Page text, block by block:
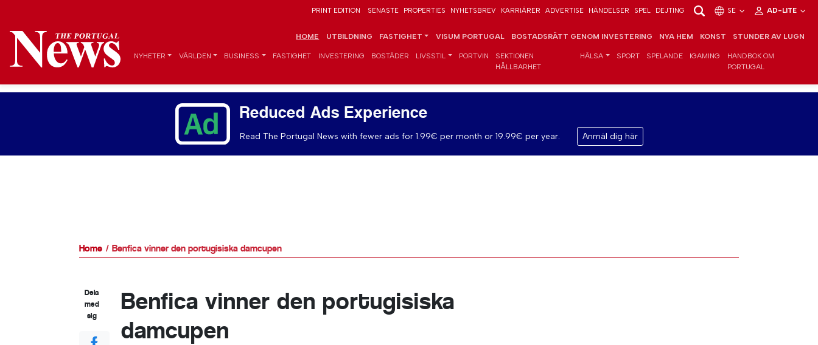
PRINT EDITION SENASTE PROPERTIES NYHETSBREV KARRIÄRER ADVERTISE HÄNDELSER SPEL DEJTING SE AD-LITE
HOME UTBILDNING FASTIGHET VISUM PORTUGAL BOSTADSRÄTT GENOM INVESTERING NYA HEM KONST STUNDER AV LUGN
NYHETER VÄRLDEN BUSINESS FASTIGHET INVESTERING BOSTÄDER LIVSSTIL PORTVIN
SEKTIONEN
HÅLLBARHET
HÄLSA SPORT SPELANDE IGAMING
HANDBOK OM
PORTUGAL
Reduced Ads Experience
Read The Portugal News with fewer ads for 1.99€ per month or 19.99€ per year. Anmäl dig här
Home Benfica vinner den portugisiska damcupen
Benfica vinner den portugisiska
damcupen
Dela
med
sig